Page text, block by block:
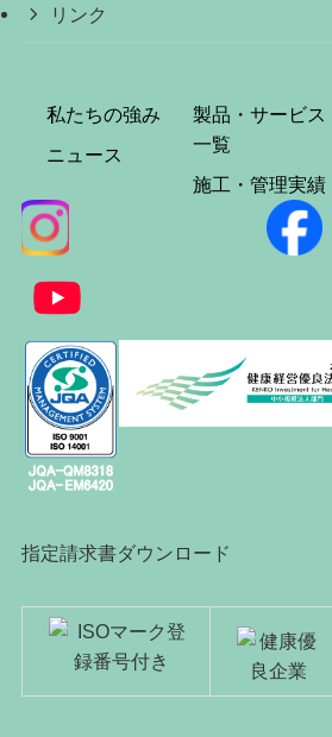
リンク
私たちの強み
ニュース
製品・サービス
一覧
施工・管理実績
指定請求書ダウンロード